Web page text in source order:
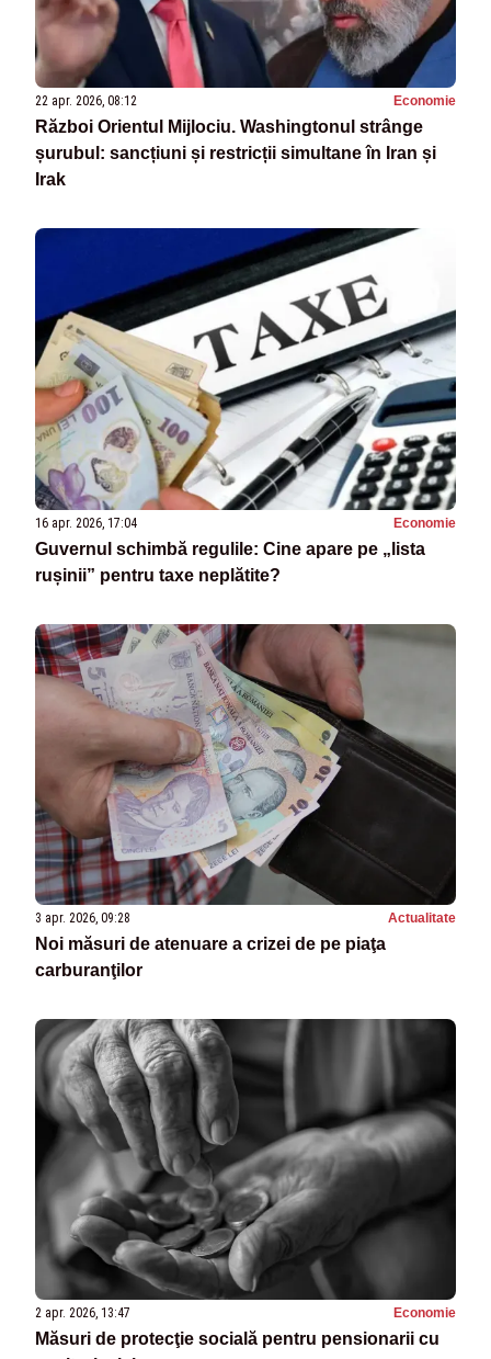
22 apr. 2026, 08:12 Economie
Război Orientul Mijlociu. Washingtonul strânge
șurubul: sancțiuni și restricții simultane în Iran și
Irak
16 apr. 2026, 17:04 Economie
Guvernul schimbă regulile: Cine apare pe „lista
rușinii” pentru taxe neplătite?
3 apr. 2026, 09:28 Actualitate
Noi măsuri de atenuare a crizei de pe piaţa
carburanţilor
2 apr. 2026, 13:47 Economie
Măsuri de protecţie socială pentru pensionarii cu